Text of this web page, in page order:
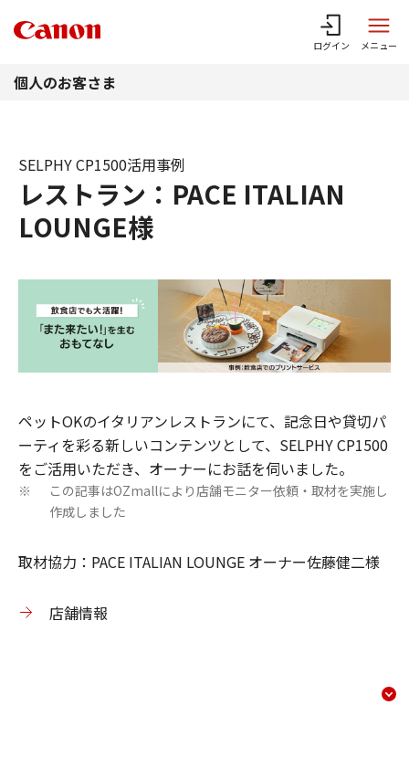
ログイン メニュー
個人のお客さま
レストラン：PACE ITALIAN
LOUNGE様
SELPHY CP1500活用事例
ペットOKのイタリアンレストランにて、記念日や貸切パ
ーティを彩る新しいコンテンツとして、SELPHY CP1500
をご活用いただき、オーナーにお話を伺いました。
※
この記事はOZmallにより店舗モニター依頼・取材を実施し
作成しました
取材協力：PACE ITALIAN LOUNGE オーナー佐藤健二様
店舗情報
レストランでのCP1500活